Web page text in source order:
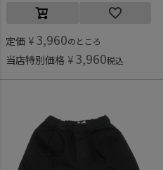
定価 ¥ 3,960のところ
当店特別価格 ¥ 3,960税込